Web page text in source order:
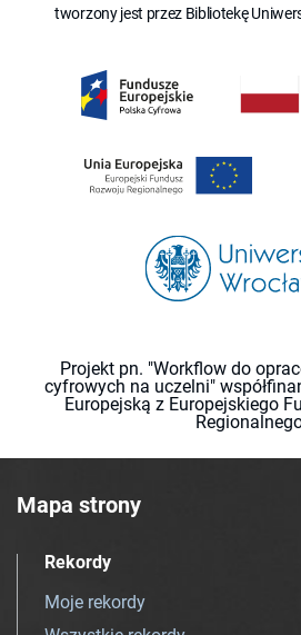
tworzony jest przez Bibliotekę
Projekt pn. "Workflow do
cyfrowych na uczelni"
Europejską z Europejskiego
Mapa strony
Rekordy
Moje rekordy